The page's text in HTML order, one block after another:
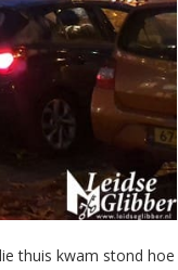
thuis kwam stond hoe